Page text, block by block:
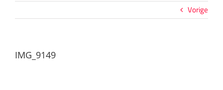
Vorige
IMG_9149